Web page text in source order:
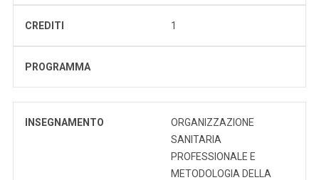
CREDITI 1
PROGRAMMA
INSEGNAMENTO
ORGANIZZAZIONE
SANITARIA
PROFESSIONALE E
METODOLOGIA DELLA